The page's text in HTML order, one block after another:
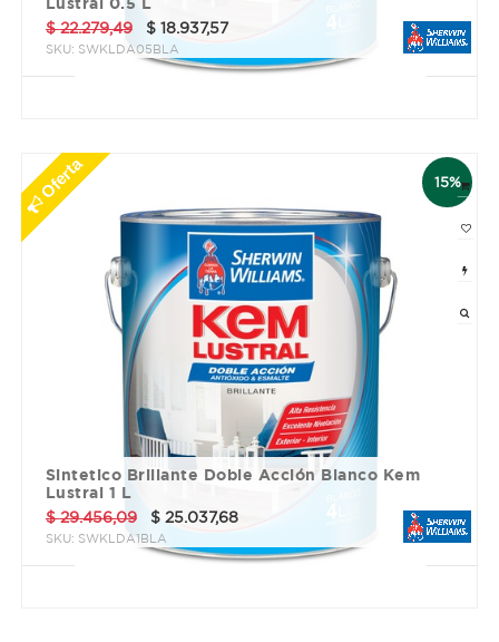
$22.279,49 $ 18.937,57
SKU: SWKLDA05BLA
15%
Oferta
Sintetico Brillante Doble Acción Blanco Kem
Lustral 1 L
$29.456,09 $ 25.037,68
SKU: SWKLDA1BLA